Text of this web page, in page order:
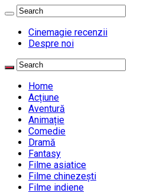
Cinemagie recenzii
Despre noi
Home
Acțiune
Aventură
Animație
Comedie
Dramă
Fantasy
Filme asiatice
Filme chinezești
Filme indiene